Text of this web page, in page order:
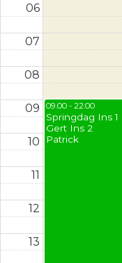
06
07
08
09
10
11
12
13
09.00 - 22.00
Springdag Ins 1
Gert Ins 2
Patrick